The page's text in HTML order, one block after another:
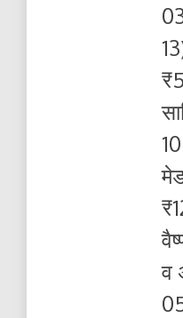
व